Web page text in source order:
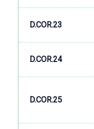
D.COR.23
D.COR.24
D.COR.25